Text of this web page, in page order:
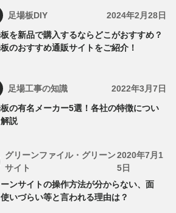
足場板DIY 2024年2月28日
を新品で購入するならどこがおすすめ？
のおすすめ通販サイトをご紹介！
足場工事の知識 2022年3月7日
の有名メーカー5選！各社の特徴につい
説
グリーンファイル・グリーン
サイト
2020年7月1
5日
ンサイトの操作方法が分からない、面
いづらい等と言われる理由は？